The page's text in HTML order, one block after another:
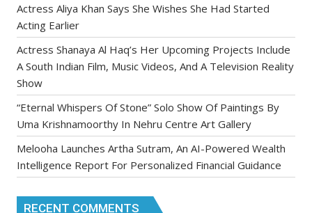
Actress Aliya Khan Says She Wishes She Had Started
Acting Earlier
Actress Shanaya Al Haq’s Her Upcoming Projects Include
A South Indian Film, Music Videos, And A Television Reality
Show
“Eternal Whispers Of Stone” Solo Show Of Paintings By
Uma Krishnamoorthy In Nehru Centre Art Gallery
Melooha Launches Artha Sutram, An AI-Powered Wealth
Intelligence Report For Personalized Financial Guidance
RECENT COMMENTS